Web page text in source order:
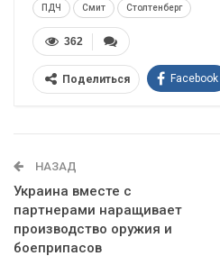
ПДЧ Смит Столтенберг
362
Поделиться Facebook
НАЗАД
Украина вместе с
партнерами наращивает
производство оружия и
боеприпасов